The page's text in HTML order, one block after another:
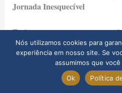
Jornada Inesquecível
Embarque em uma aventura
Itália, explorando suas
paisagens deslumbrantes.
Nós utilizamos cookies para
experiência em nosso site. Se
assumimos que
Ok
Política